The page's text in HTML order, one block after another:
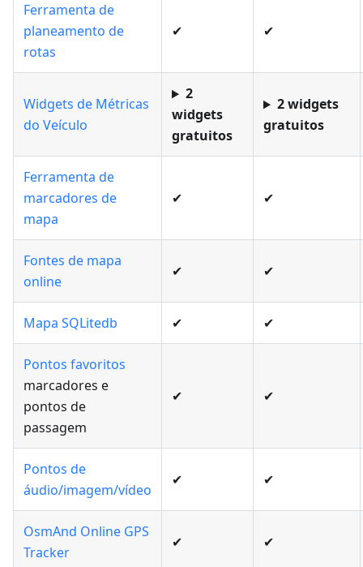
Ferramenta de
planeamento de
rotas
✔ ✔
Widgets de Métricas
do Veículo
2
widgets
gratuitos
2 widgets
gratuitos
Ferramenta de
marcadores de
mapa
✔ ✔
Fontes de mapa
online
✔ ✔
Mapa SQLitedb ✔ ✔
Pontos favoritos
marcadores e
pontos de
passagem
✔ ✔
Pontos de
áudio/imagem/vídeo
✔ ✔
OsmAnd Online GPS
Tracker
✔ ✔